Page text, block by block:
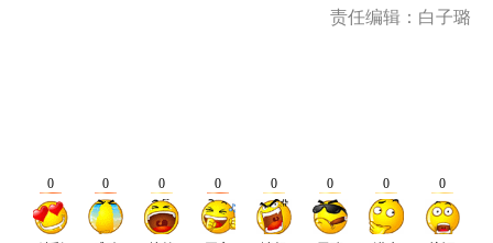
责任编辑：白子璐